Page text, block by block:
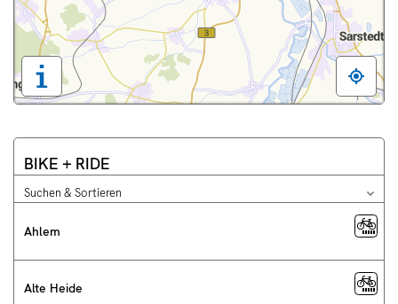
Tastaturbedienung,
Legende
weitere
anzeigen
BIKE + RIDE
Suchen & Sortieren
für
&
Liste
man
Cursor
Ahlem
Alte Heide